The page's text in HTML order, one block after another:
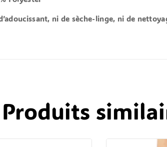
ni de sèche-linge, ni de
Produits